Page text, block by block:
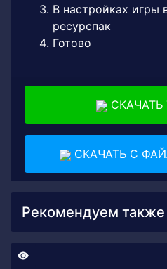
В настройках игры
ресурспак
Готово
СКАЧАТЬ
СКАЧАТЬ С
Рекомендуем также